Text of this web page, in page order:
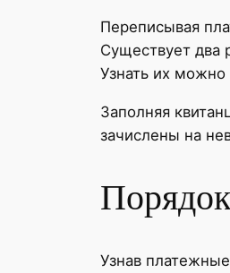
Переписывая
Существует два
Узнать их
Заполняя
зачислены на
Узнав